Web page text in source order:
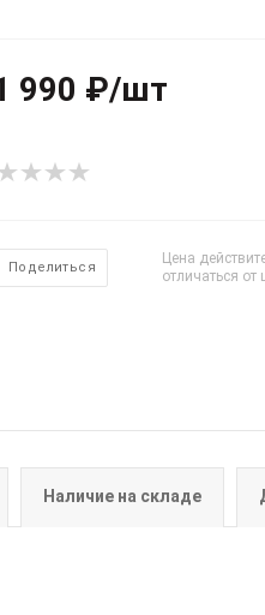
990 ₽/шт
Поделиться
Цена
отличаться
Наличие на складе